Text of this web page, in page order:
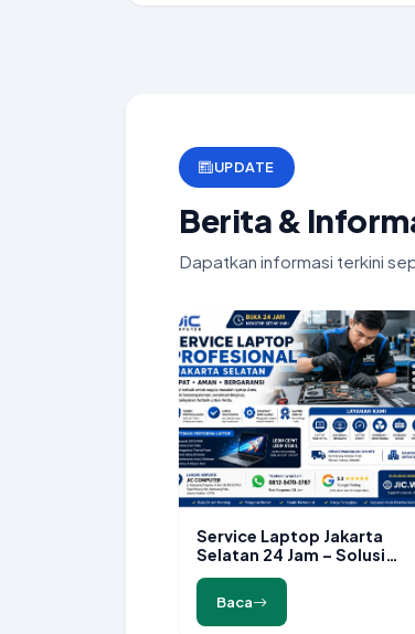
UPDATE
Berita &
Dapatkan informasi terkini
Service Laptop Jakarta
Selatan 24 Jam – Solusi
Cepat dan Bergaransi
Baca